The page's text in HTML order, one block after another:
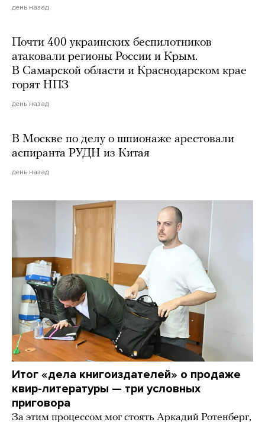
день назад
Почти 400 украинских беспилотников
атаковали регионы России и Крым.
В Самарской области и Краснодарском крае
горят НПЗ
день назад
В Москве по делу о шпионаже арестовали
аспиранта РУДН из Китая
день назад
Итог «дела книгоиздателей» о продаже
квир-литературы — три условных
приговора
За этим процессом мог стоять Аркадий Ротенберг,